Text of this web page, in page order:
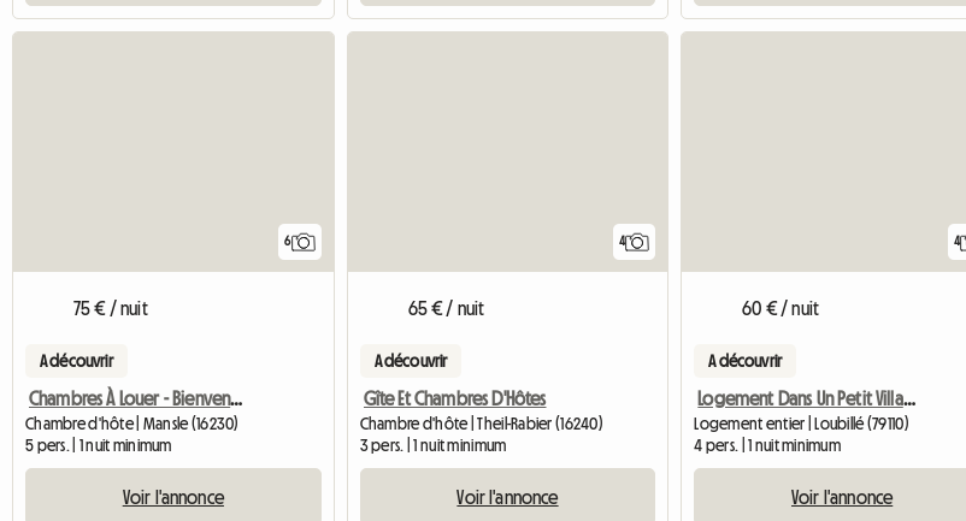
6
75 € / nuit
A découvrir
Chambres À Louer - Bienvenue À La Fontaine Des Arts !
Chambre d'hôte | Mansle (16230)
5 pers. | 1 nuit minimum
Voir l'annonce
4
65 € / nuit
A découvrir
Gîte Et Chambres D'Hôtes
Chambre d'hôte | Theil-Rabier (16240)
3 pers. | 1 nuit minimum
Voir l'annonce
4
60 € / nuit
A découvrir
Logement Dans Un Petit Village
Logement entier | Loubillé (79110)
4 pers. | 1 nuit minimum
Voir l'annonce